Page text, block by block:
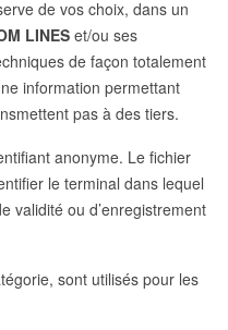
de vos choix, dans un
LINES et/ou ses
de façon totalement
information permettant
pas à des tiers.
anonyme. Le fichier
le terminal dans lequel
validité ou d’enregistrement
sont utilisés pour les